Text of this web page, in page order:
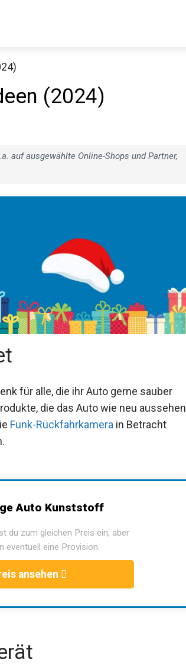
(2024)
auf ausgewählte Online-Shops und Partner,
für alle, die ihr Auto gerne sauber
die das Auto wie neu aussehen
Funk-Rückfahrkamera in Betracht
Auto Kunststoff
du zum gleichen Preis ein, aber
eventuell eine Provision.
ansehen